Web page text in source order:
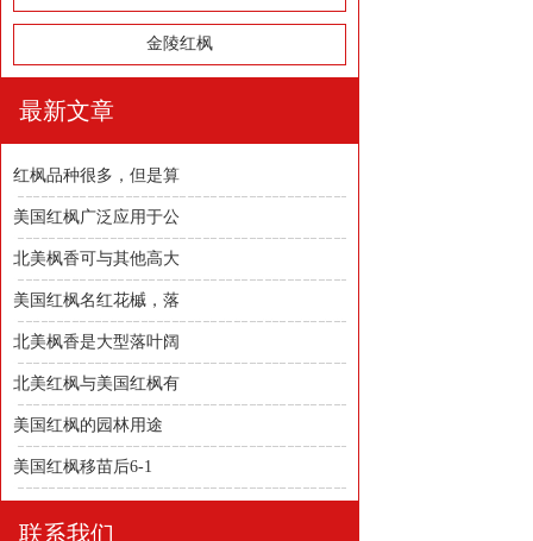
金陵红枫
最新文章
红枫品种很多，但是算
美国红枫广泛应用于公
北美枫香可与其他高大
美国红枫名红花槭，落
北美枫香是大型落叶阔
北美红枫与美国红枫有
美国红枫的园林用途
美国红枫移苗后6-1
联系我们